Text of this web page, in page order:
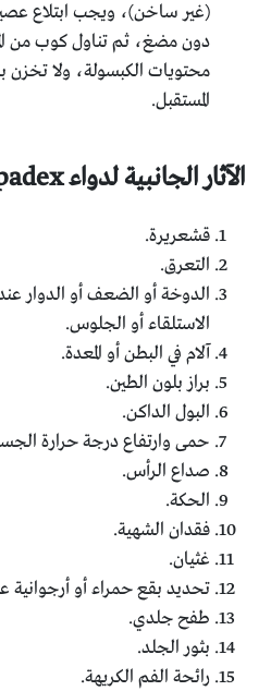
دون مضغ، ثم تناول كوب من
محتويات الكبسولة، ولا تخزن
المستقبل.
الآثار الجانبية لدواء flopadex
قشعريرة.
التعرق.
الدوخة أو الضعف أو الدوار
الاستلقاء أو الجلوس.
آلام في البطن أو المعدة.
براز بلون الطين.
البول الداكن.
حمى وارتفاع درجة حرارة
صداع الرأس.
الحكة.
فقدان الشهية.
غثيان.
تحديد بقع حمراء أو أرجوانية
طفح جلدي.
بثور الجلد.
رائحة الفم الكريهة.